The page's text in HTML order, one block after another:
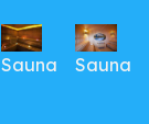
Sauna Sauna